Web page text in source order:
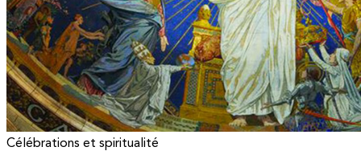
Célébrations et spiritualité